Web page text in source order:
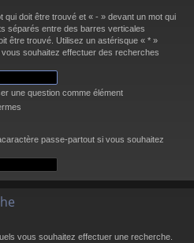
qui doit être trouvé et « - » devant un mot qui
séparés entre des barres verticales
être trouvé. Utilisez un astérisque « * »
souhaitez effectuer des recherches
une question comme élément
passe-partout si vous souhaitez
vous souhaitez effectuer une recherche.